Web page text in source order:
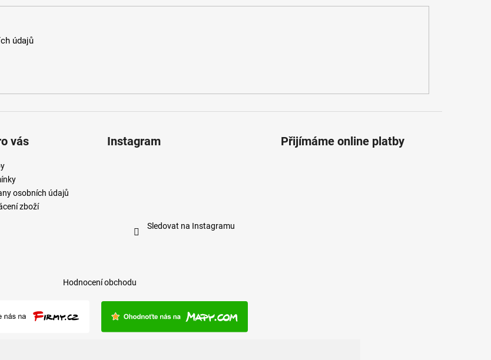
údajů
vás
osobních údajů
zboží
Instagram
Sledovat na Instagramu
Přijímáme online platby
Hodnocení obchodu